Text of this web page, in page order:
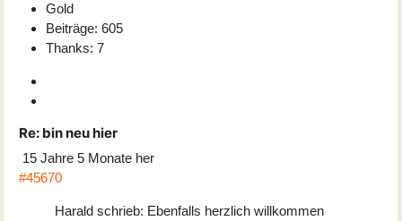
Gold
Beiträge: 605
Thanks: 7
Re: bin neu hier
15 Jahre 5 Monate her
#45670
Harald schrieb: Ebenfalls herzlich willkommen